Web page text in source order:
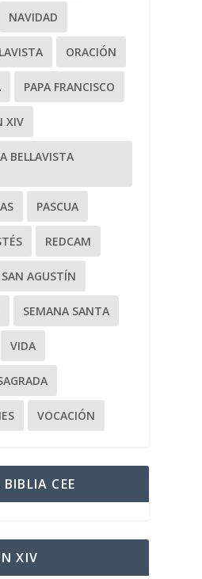
NAVIDAD
ORACIÓN
PAPA FRANCISCO
XIV
BELLAVISTA
PASCUA
REDCAM
SAN AGUSTÍN
SEMANA SANTA
VIDA
VOCACIÓN
CEE
XIV